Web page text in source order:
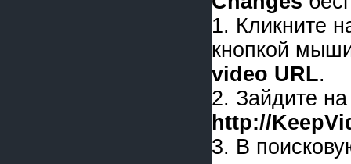
1. Кликните
кнопкой
video URL.
2. Зайдите на
http://
3. В